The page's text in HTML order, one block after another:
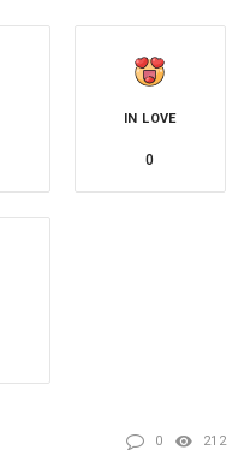
IN LOVE
0
0 212